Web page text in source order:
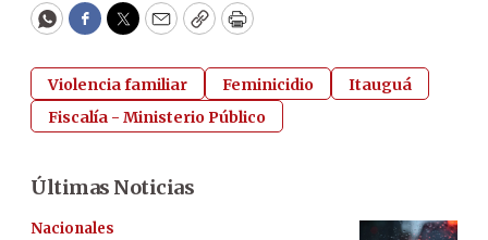
WhatsApp
Facebook
Twitter
EmailCopyPrint
Violencia familiar Feminicidio
Itauguá
Fiscalía - Ministerio Público
Últimas Noticias
Nacionales